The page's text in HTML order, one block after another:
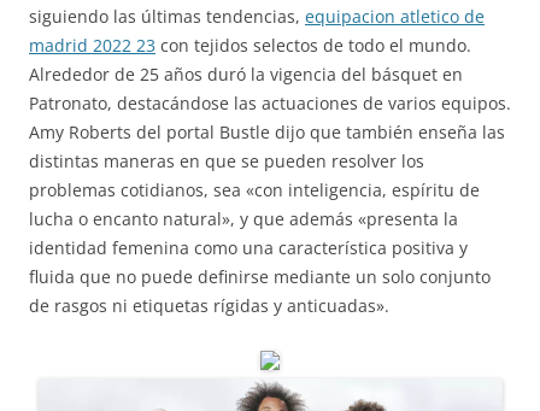
siguiendo las últimas tendencias, equipacion atletico de
madrid 2022 23 con tejidos selectos de todo el mundo.
Alrededor de 25 años duró la vigencia del básquet en
Patronato, destacándose las actuaciones de varios equipos.
Amy Roberts del portal Bustle dijo que también enseña las
distintas maneras en que se pueden resolver los
problemas cotidianos, sea «con inteligencia, espíritu de
lucha o encanto natural», y que además «presenta la
identidad femenina como una característica positiva y
fluida que no puede definirse mediante un solo conjunto
de rasgos ni etiquetas rígidas y anticuadas».